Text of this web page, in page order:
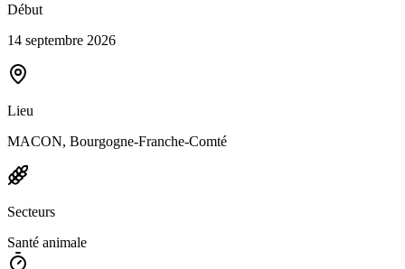
Début
14 septembre 2026
Lieu
MACON, Bourgogne-Franche-Comté
Secteurs
Santé animale